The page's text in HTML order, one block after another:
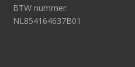
BTW nummer:
NL854164637B01